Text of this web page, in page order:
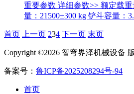
重要参数 详细参数>> 额定载
量：21500±300 kg 铲斗容量：
首页 上一页 234 下一页 末页
Copyright ©2026 智穹界泽机械设备
备案号： 鲁ICP备2025208294号-94
首页